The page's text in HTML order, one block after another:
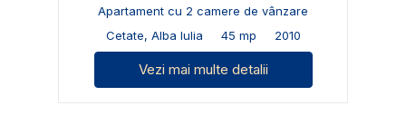
Apartament cu 2 camere de vânzare
Cetate, Alba Iulia
45 mp 2010
Vezi mai multe detalii